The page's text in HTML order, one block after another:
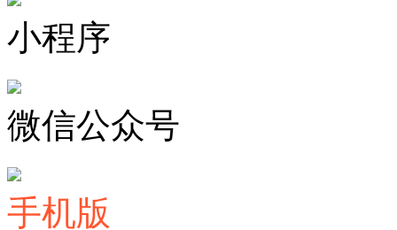
小程序
微信公众号
手机版